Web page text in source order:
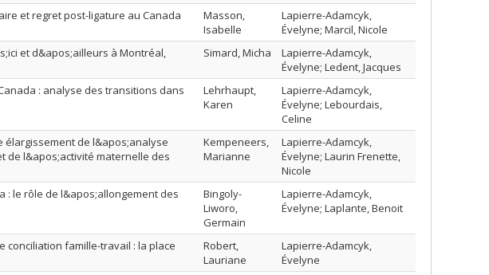
et regret post-ligature au Canada
Masson,
Isabelle
Lapierre-Adamcyk,
Évelyne; Marcil, Nicole
et d&apos;ailleurs à Montréal,
Simard, Micha
Lapierre-Adamcyk,
Évelyne; Ledent, Jacques
: analyse des transitions dans
Lehrhaupt,
Karen
Lapierre-Adamcyk,
Évelyne; Lebourdais,
Celine
élargissement de l&apos;analyse
de l&apos;activité maternelle des
Kempeneers,
Marianne
Lapierre-Adamcyk,
Évelyne; Laurin Frenette,
Nicole
: le rôle de l&apos;allongement des
Bingoly-
Liworo,
Germain
Lapierre-Adamcyk,
Évelyne; Laplante, Benoit
conciliation famille-travail : la place
Robert,
Lauriane
Lapierre-Adamcyk,
Évelyne